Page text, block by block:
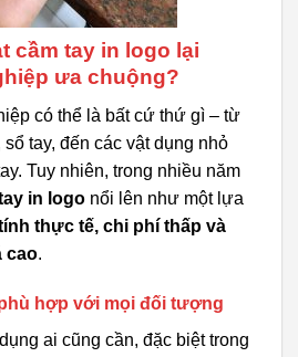
cầm tay in logo lại
ưa chuộng?
có thể là bất cứ thứ gì – từ
tay, đến các vật dụng nhỏ
Tuy nhiên, trong nhiều năm
in logo nổi lên như một lựa
thực tế, chi phí thấp và
cao.
hợp với mọi đối tượng
ai cũng cần, đặc biệt trong